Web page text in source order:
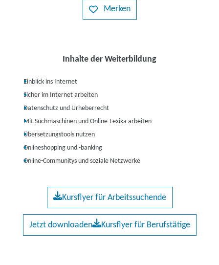
Merken
Inhalte der Weiterbildung
Einblick ins Internet
Sicher im Internet arbeiten
Datenschutz und Urheberrecht
Mit Suchmaschinen und Online-Lexika arbeiten
Übersetzungstools nutzen
Onlineshopping und -banking
Online-Communitys und soziale Netzwerke
Kursflyer für Arbeitssuchende
Jetzt downloaden Kursflyer für Berufstätige